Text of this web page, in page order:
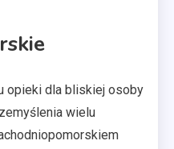
opieki dla bliskiej osoby
wielu